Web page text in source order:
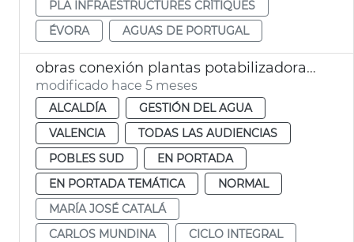
PLA INFRAESTRUCTURES CRÍTIQUES
ÉVORA
AGUAS DE PORTUGAL
obras conexión plantas potabilizadoras suministro agua potable València
modificado hace 5 meses
ALCALDÍA
GESTIÓN DEL AGUA
VALENCIA
TODAS LAS AUDIENCIAS
POBLES SUD
EN PORTADA
EN PORTADA TEMÁTICA
NORMAL
MARÍA JOSÉ CATALÁ
CARLOS MUNDINA
CICLO INTEGRAL